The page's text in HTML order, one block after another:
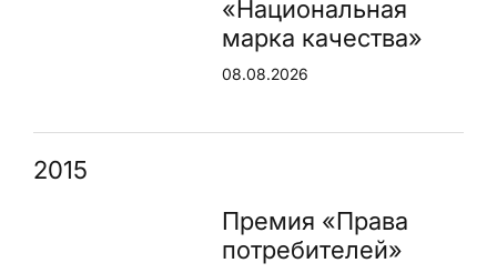
«Национальная
марка качества»
08.08.2026
2015
Премия «Права
потребителей»